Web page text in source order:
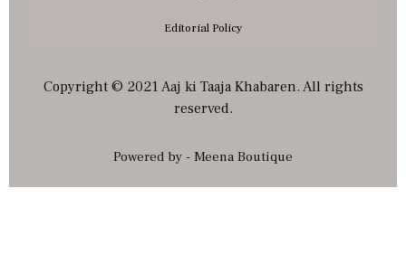
Editorial Policy
Copyright © 2021 Aaj ki Taaja Khabaren. All rights
reserved.
Powered by - Meena Boutique